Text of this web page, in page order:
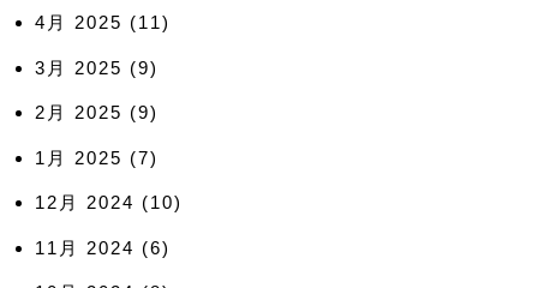
4月 2025 (11)
3月 2025 (9)
2月 2025 (9)
1月 2025 (7)
12月 2024 (10)
11月 2024 (6)